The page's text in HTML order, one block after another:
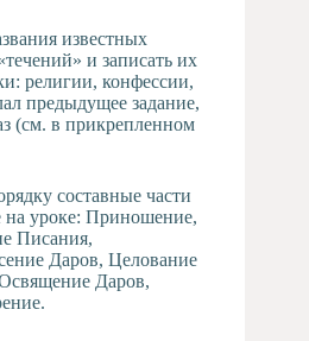
известных
и записать их
религии, конфессии,
предыдущее задание,
(см. в прикрепленном
составные части
на уроке: Приношение,
Писания,
Даров, Целование
Даров,